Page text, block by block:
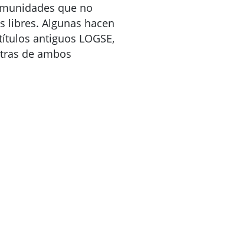
que no
libres. Algunas hacen
antiguos LOGSE,
de ambos